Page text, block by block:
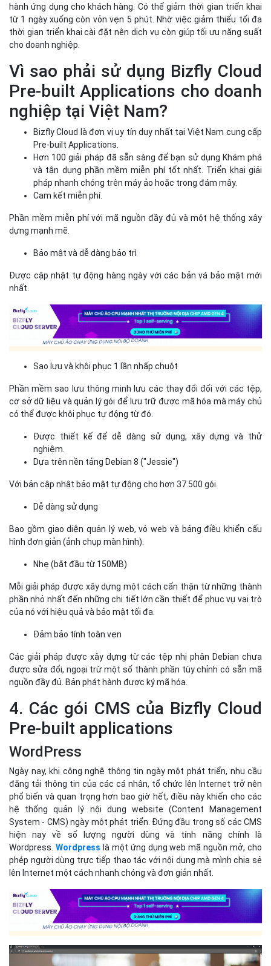
Pre-built Applications.
Hơn 100 giải pháp đã sẵn sàng để bạn sử dụng Khám phá
và tận dụng phần mềm miễn phí tốt nhất. Triển khai giải
pháp nhanh chóng trên máy ảo hoặc trong đám mây.
Phần mềm miễn phí với mã nguồn đầy đủ và một hệ thống xây
dựng mạnh mẽ.
Bảo mật và dễ dàng bảo trì
Được cập nhật tự động hàng ngày với các bản vá bảo mật mới
Sao lưu và khôi phục 1 lần nhấp chuột
Phần mềm sao lưu thông minh lưu các thay đổi đối với các tệp,
có thể được khôi phục tự động từ đó.
nghiệm.
Dựa trên nền tảng Debian 8 ("Jessie")
Với bản cập nhật bảo mật tự động cho hơn 37.500 gói.
Dễ dàng sử dụng
Bao gồm giao diện quản lý web, vỏ web và bảng điều khiển cấu
hình đơn giản (ảnh chụp màn hình).
Mỗi giải pháp được xây dựng một cách cẩn thận từ những thành
phần nhỏ nhất đến những chi tiết lớn cần thiết để phục vụ vai trò
được sửa đổi, ngoại trừ một số thành phần tùy chỉnh có sẵn mã
nguồn đầy đủ. Bản phát hành được ký mã hóa.
4. Các gói CMS của Bizfly Cloud
Pre-built applications
WordPress
Ngày nay, khi công nghệ thông tin ngày một phát triển, nhu cầu
phổ biến và quan trọng hơn bao giờ hết, điều này khiến cho các
hệ thống quản lý nội dung website (Content Management
System - CMS) ngày một phát triển. Đứng đầu trong số các CMS
Wordpress.Wordpress là một ứng dụng web mã nguồn mở, cho
phép người dùng trực tiếp thao tác với nội dung mà mình chia sẻ
lên Internet một cách nhanh chóng và đơn giản nhất.
Để đáp ứng nhu cầu đó của khách hàng, sau nhiều năm nghiên